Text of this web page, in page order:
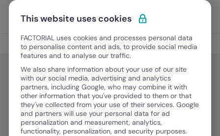
Vai al contenuto
Scopri Factorial
Gestione Finanziaria
Gestione Finanziaria
Posizione finanziaria netta: cosa
misura e come calcolarla
This website uses cookies
FACTORIAL uses cookies and processes personal data
to personalise content and ads, to provide social media
features and to analyse our traffic.
We also share information about your use of our site
with our social media, advertising and analytics
partners, including Google, who may combine it with
other information that you've provided to them or that
they've collected from your use of their services. Google
and partners will use your personal data for ad
personalization and measurement, analytics,
functionality, personalization, and security purposes.